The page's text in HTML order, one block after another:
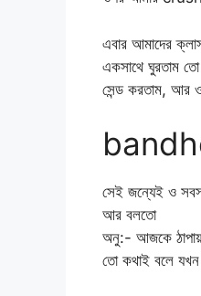
এবার আমাদের
একসাথে ঘুরতাম
সেন্ড করতাম, আর
সেই জন্যেই ও
আর বলতো
অনু:- আজকে
তো কথাই বলে